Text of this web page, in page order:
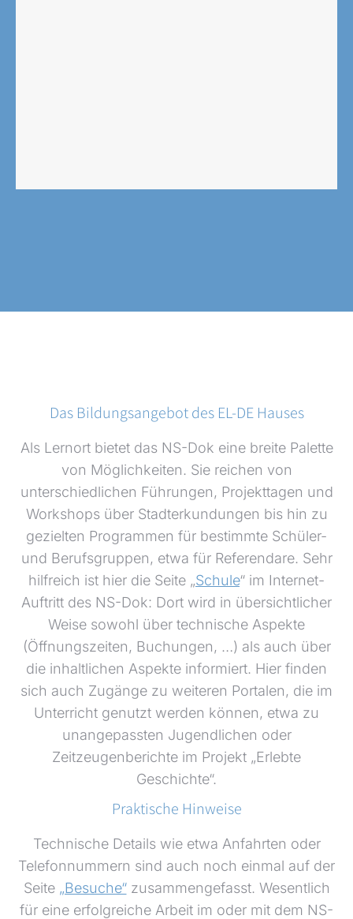
Das Bildungsangebot des EL-DE Hauses
Als Lernort bietet das NS-Dok eine breite Palette
von Möglichkeiten. Sie reichen von
unterschiedlichen Führungen, Projekttagen und
Workshops über Stadterkundungen bis hin zu
gezielten Programmen für bestimmte Schüler-
und Berufsgruppen, etwa für Referendare. Sehr
hilfreich ist hier die Seite „Schule“ im Internet-
Auftritt des NS-Dok: Dort wird in übersichtlicher
Weise sowohl über technische Aspekte
(Öffnungszeiten, Buchungen, …) als auch über
die inhaltlichen Aspekte informiert. Hier finden
sich auch Zugänge zu weiteren Portalen, die im
Unterricht genutzt werden können, etwa zu
unangepassten Jugendlichen oder
Zeitzeugenberichte im Projekt „Erlebte
Geschichte“.
Praktische Hinweise
Technische Details wie etwa Anfahrten oder
Telefonnummern sind auch noch einmal auf der
Seite „Besuche“zusammengefasst. Wesentlich
für eine erfolgreiche Arbeit im oder mit dem NS-